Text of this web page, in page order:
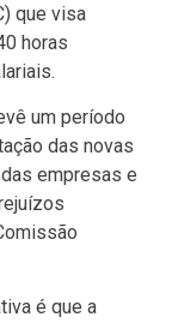
que visa
horas
um período
das novas
empresas e
é que a